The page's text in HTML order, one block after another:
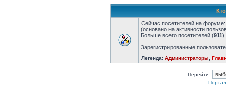
Сейчас посетителей на
(основано на активности
Больше всего посетителей (911)
Зарегистрированные
Легенда: Администраторы
Перейти: